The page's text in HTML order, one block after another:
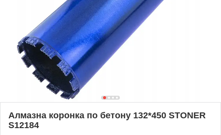
Алмазна коронка по бетону 132*450 STONER
S12184